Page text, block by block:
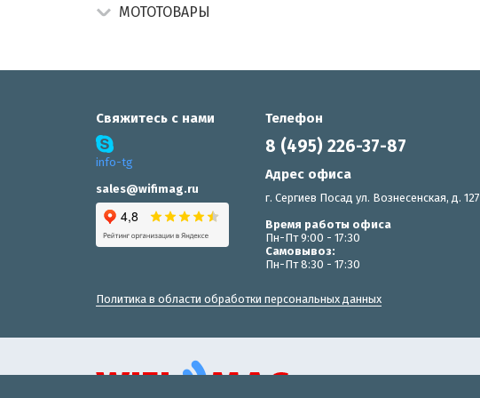
МОТОТОВАРЫ
Свяжитесь с нами
info-tg
sales@wifimag.ru
Телефон
8 (495) 226-37-87
Адрес офиса
г. Сергиев Посад ул. Вознесенская, д. 127
Время работы офиса
Пн-Пт 9:00 - 17:30
Самовывоз:
Пн-Пт 8:30 - 17:30
Политика в области обработки персональных данных